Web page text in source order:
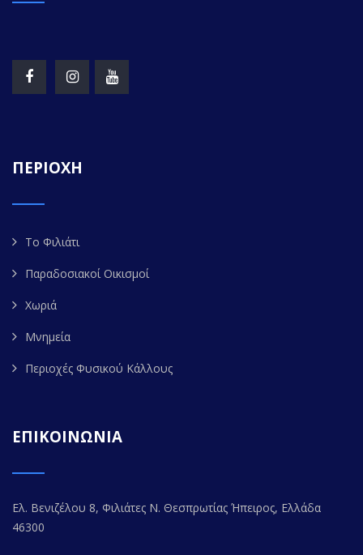
ΠΕΡΙΟΧΗ
Το Φιλιάτι
Παραδοσιακοί Οικισμοί
Χωριά
Μνημεία
Περιοχές Φυσικού Κάλλους
ΕΠΙΚΟΙΝΩΝΙΑ
Ελ. Βενιζέλου 8, Φιλιάτες Ν. Θεσπρωτίας Ήπειρος, Ελλάδα
46300